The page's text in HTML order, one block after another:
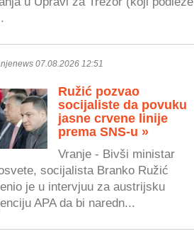
07.08.2026 12:51
Ružić pozvao
socijaliste da povuku
jasne crvene linije
prema SNS-u »
Vranje - Bivši ministar
socijalista Branko Ružić
je u intervjuu za austrijsku
APA da bi naredn...